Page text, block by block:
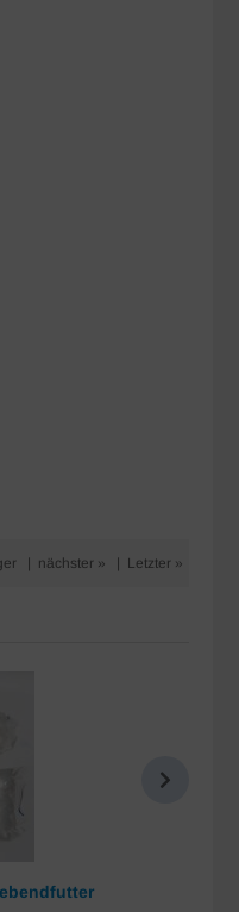
nächster » Letzter »